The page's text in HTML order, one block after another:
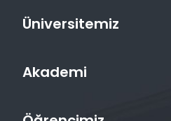
Üniversitemiz
Akademi